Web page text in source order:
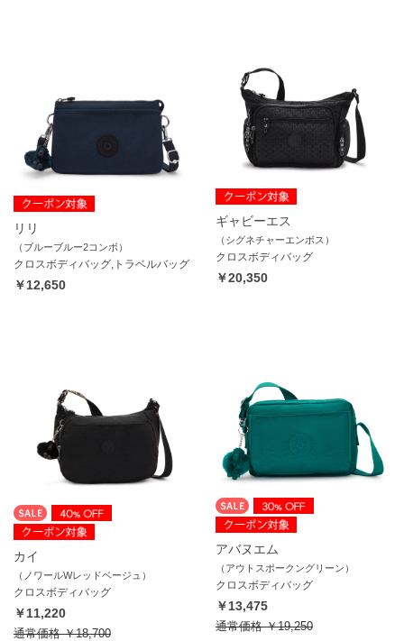
リリ
（ブルーブルー2コンボ）
クロスボディバッグ,トラベルバッグ
￥12,650
ギャビーエス
（シグネチャーエンボス）
クロスボディバッグ
￥20,350
カイ
（ノワールWレッドベージュ）
クロスボディバッグ
￥11,220
通常価格￥18,700
アバヌエム
（アウトスポークングリーン）
クロスボディバッグ
￥13,475
通常価格￥19,250